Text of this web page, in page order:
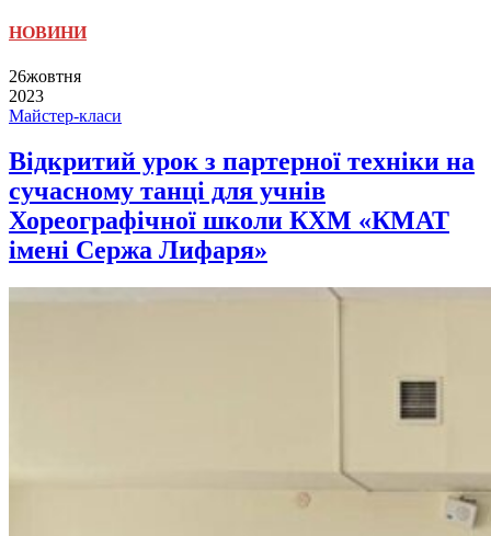
НОВИНИ
26жовтня
2023
Майстер-класи
Відкритий урок з партерної техніки на
сучасному танці для учнів
Хореографічної школи КХМ «КМАТ
імені Сержа Лифаря»